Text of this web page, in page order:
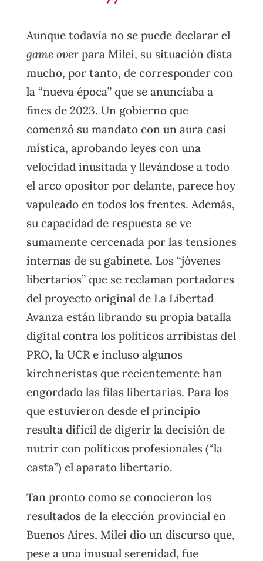
Aunque todavía no se puede declarar el
game overpara Milei, su situación dista
mucho, por tanto, de corresponder con
la “nueva época” que se anunciaba a
fines de 2023. Un gobierno que
comenzó su mandato con un aura casi
mística, aprobando leyes con una
velocidad inusitada y llevándose a todo
el arco opositor por delante, parece hoy
vapuleado en todos los frentes. Además,
su capacidad de respuesta se ve
sumamente cercenada por las tensiones
internas de su gabinete. Los “jóvenes
libertarios” que se reclaman portadores
del proyecto original de La Libertad
Avanza están librando su propia batalla
digital contra los políticos arribistas del
PRO, la UCR e incluso algunos
kirchneristas que recientemente han
engordado las filas libertarias. Para los
que estuvieron desde el principio
resulta difícil de digerir la decisión de
nutrir con políticos profesionales (“la
casta”) el aparato libertario.
Tan pronto como se conocieron los
resultados de la elección provincial en
Buenos Aires, Milei dio un discurso que,
pese a una inusual serenidad, fue